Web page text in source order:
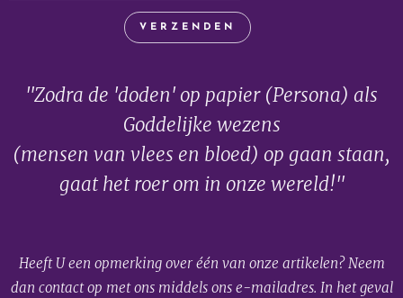
VERZENDEN
"Zodra de 'doden' op papier (Persona) als
Goddelijke wezens
(mensen van vlees en bloed) op gaan staan,
gaat het roer om in onze wereld!"
Heeft U een opmerking over één van onze artikelen? Neem
dan contact op met ons middels ons e-mailadres. In het geval